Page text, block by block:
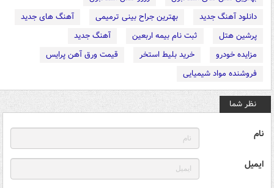
دانلود آهنگ جدید
بهترین جراح بینی ترمیمی
آهنگ های جدید
پرشین هتل
ثبت نام بیمه اربعین
آهنگ جدید
مزایده خودرو
خرید بلیط استخر
قیمت ورق آهن پرایس
فروشنده مواد شیمیایی
نظر شما
نام
ایمیل